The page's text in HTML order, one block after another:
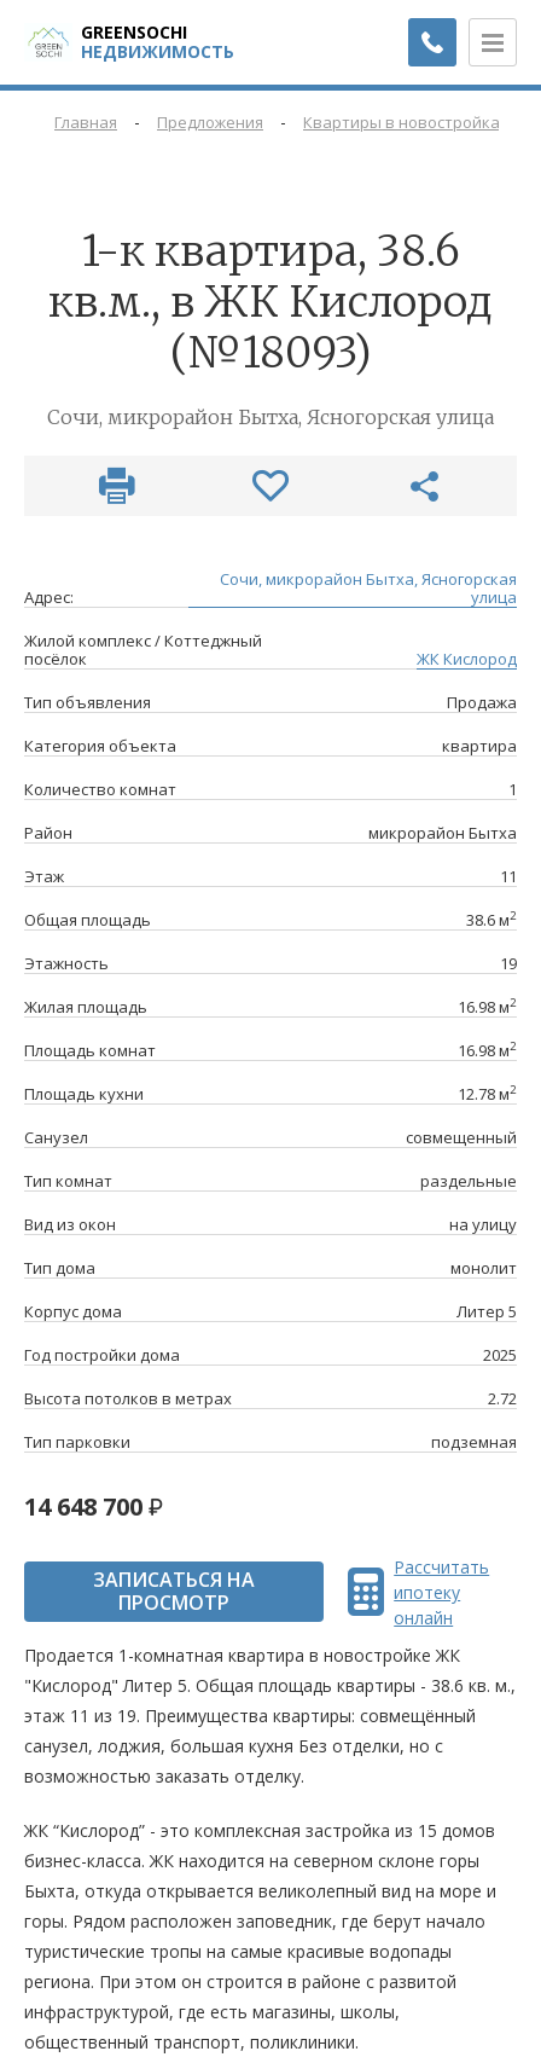
GREENSOCHI
НЕДВИЖИМОСТЬ
Главная - Предложения - Квартиры в новостройках
1-к квартира, 38.6
кв.м., в ЖК Кислород
(№18093)
Сочи, микрорайон Бытха, Ясногорская улица
Адрес:
Сочи, микрорайон Бытха, Ясногорская
улица
Жилой комплекс / Коттеджный
посёлок
ЖК Кислород
Тип объявления
Продажа
Категория объекта
квартира
Количество комнат
1
Район
микрорайон Бытха
Этаж
11
Общая площадь
38.6 м2
Этажность
19
Жилая площадь
16.98 м2
Площадь комнат 16.98 м2
Площадь кухни 12.78 м2
Санузел
совмещенный
Тип комнат
раздельные
Вид из окон
на улицу
Тип дома
монолит
Корпус дома
Литер 5
Год постройки дома
2025
Высота потолков в метрах
2.72
Тип парковки
подземная
14 648 700
ЗАПИСАТЬСЯ НА
ПРОСМОТР
Рассчитать
ипотеку
онлайн
Продается 1-комнатная квартира в новостройке ЖК
"Кислород" Литер 5. Общая площадь квартиры - 38.6 кв. м.,
этаж 11 из 19. Преимущества квартиры: совмещённый
санузел, лоджия, большая кухня Без отделки, но с
возможностью заказать отделку.
ЖК “Кислород” - это комплексная застройка из 15 домов
бизнес-класса. ЖК находится на северном склоне горы
Быхта, откуда открывается великолепный вид на море и
горы. Рядом расположен заповедник, где берут начало
туристические тропы на самые красивые водопады
региона. При этом он строится в районе с развитой
инфраструктурой, где есть магазины, школы,
общественный транспорт, поликлиники.